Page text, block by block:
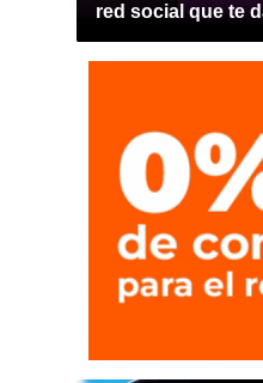
red social que te